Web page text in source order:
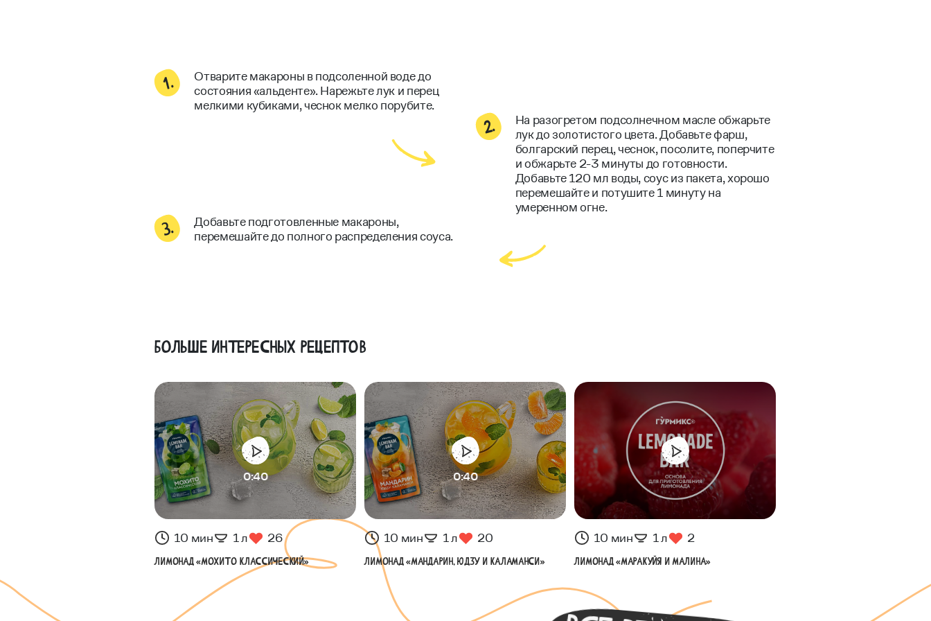
Отварите макароны в подсоленной воде до
состояния «альденте». Нарежьте лук и перец
мелкими кубиками, чеснок мелко порубите.
На разогретом подсолнечном масле обжарьте
лук до золотистого цвета. Добавьте фарш,
болгарский перец, чеснок, посолите, поперчите
и обжарьте 2-3 минуты до готовности.
Добавьте 120 мл воды, соус из пакета, хорошо
перемешайте и потушите 1 минуту на
умеренном огне.
Добавьте подготовленные макароны,
перемешайте до полного распределения соуса.
Больше интересных рецептов
0:40
10 мин 1 л 26
Лимонад «Мохито классический»
0:40
10 мин 1 л 20
Лимонад «Мандарин, юдзу и каламанси»
10 мин 1 л 2
Лимонад «Маракуйя и малина»